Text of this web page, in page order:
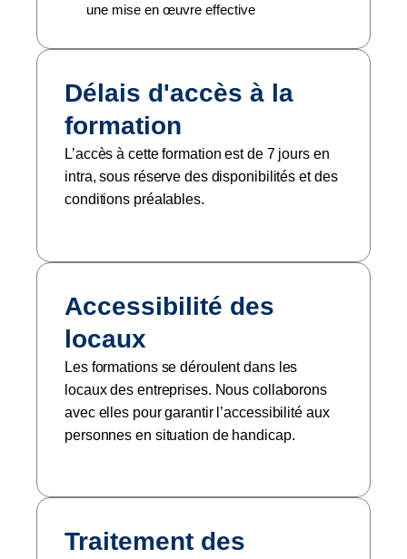
une mise en œuvre effective
Délais d'accès à la
formation
L’accès à cette formation est de 7 jours en
intra, sous réserve des disponibilités et des
conditions préalables.
Accessibilité des
locaux
Les formations se déroulent dans les
locaux des entreprises. Nous collaborons
avec elles pour garantir l’accessibilité aux
personnes en situation de handicap.
Traitement des